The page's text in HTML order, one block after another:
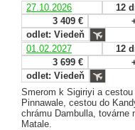
27.10.2026
12
3 409 €
odlet: Viedeň
01.02.2027
12
3 699 €
odlet: Viedeň
Smerom k Sigiriyi a
Pinnawale, cestou do
chrámu Dambulla, továrne
Matale.